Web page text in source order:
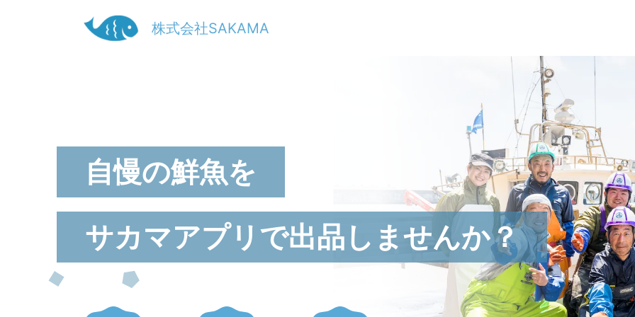
株式会社SAKAMA
自慢の鮮魚を
サカマアプリで出品しませんか？